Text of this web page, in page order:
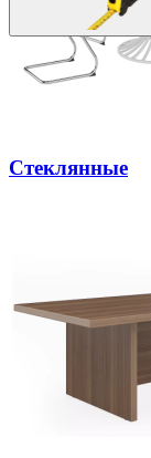
Стеклянные